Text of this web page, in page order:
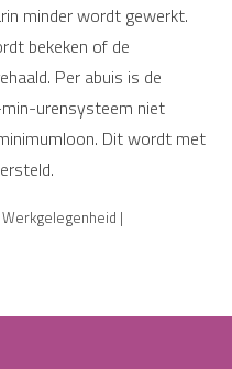
minder wordt gewerkt.
bekeken of de
Per abuis is de
urensysteem niet
Dit wordt met
|